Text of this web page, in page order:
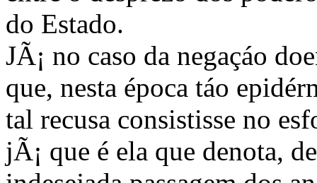
do Estado.
JÃ¡ no caso da negaçáo
que, nesta época táo
tal recusa consistisse no
jÃ¡ que é ela que denota,